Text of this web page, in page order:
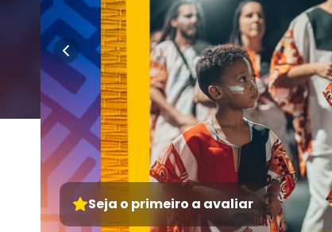
Seja o primeiro a avaliar